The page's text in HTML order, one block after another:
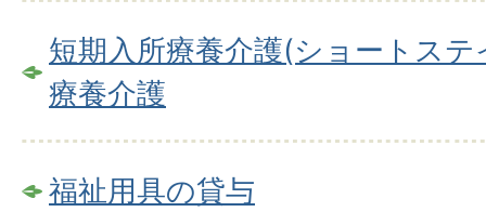
短期入所療養介護(ショートス
療養介護
福祉用具の貸与